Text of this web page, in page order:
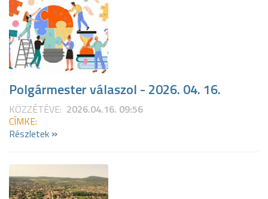
Polgármester válaszol - 2026. 04. 16.
KÖZZÉTÉVE: 2026.04.16. 09:56
CÍMKE:
Részletek »